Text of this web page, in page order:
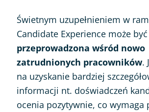
Świetnym uzupełnieniem w
Candidate Experience może być
przeprowadzona wśród nowo
zatrudnionych pracowników.
na uzyskanie bardziej
informacji nt. doświadczeń
ocenia pozytywnie, co wymaga